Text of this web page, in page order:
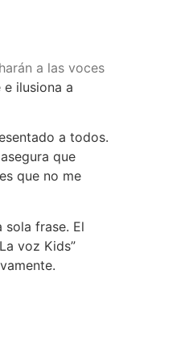
a las voces
ilusiona a
a todos.
que
que no me
sola frase. El
voz Kids”